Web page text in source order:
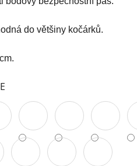
do většiny kočárků.